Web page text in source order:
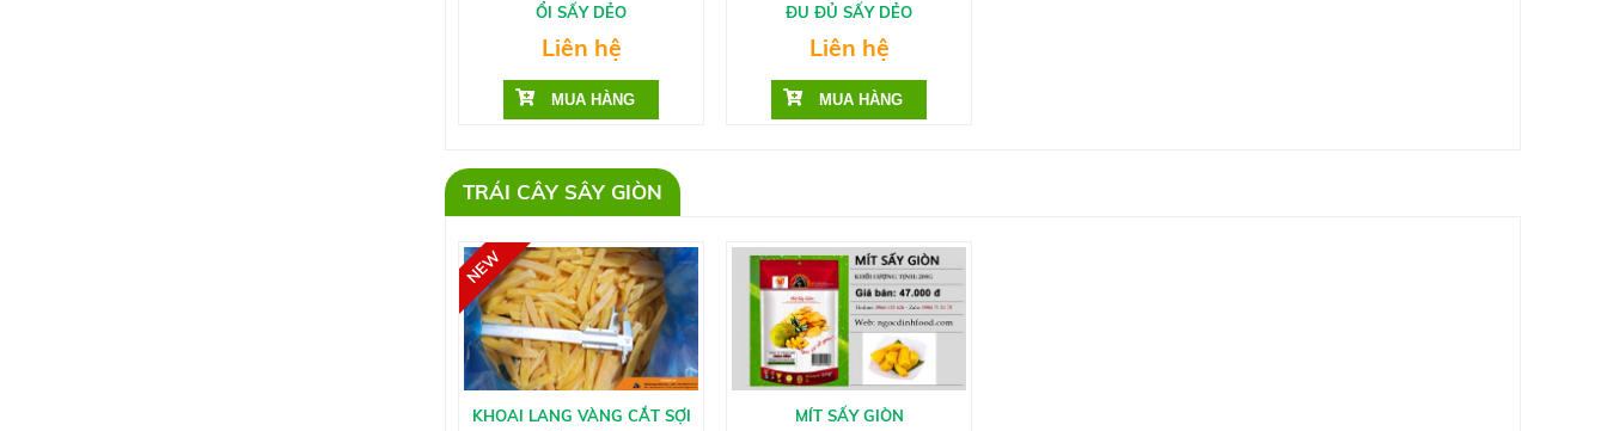
ỔI SẤY DẺO
Liên hệ
ĐU ĐỦ SẤY DẺO
Liên hệ
TRÁI CÂY SÂY GIÒN
KHOAI LANG VÀNG CẮT SỢI
MÍT SẤY GIÒN